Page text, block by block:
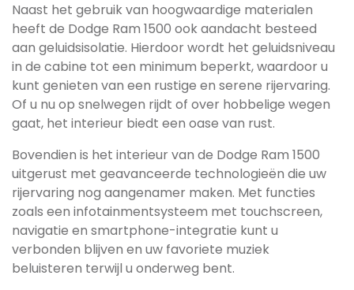
Naast het gebruik van hoogwaardige materialen
heeft de Dodge Ram 1500 ook aandacht besteed
aan geluidsisolatie. Hierdoor wordt het geluidsniveau
in de cabine tot een minimum beperkt, waardoor u
kunt genieten van een rustige en serene rijervaring.
Of u nu op snelwegen rijdt of over hobbelige wegen
gaat, het interieur biedt een oase van rust.
Bovendien is het interieur van de Dodge Ram 1500
uitgerust met geavanceerde technologieën die uw
rijervaring nog aangenamer maken. Met functies
zoals een infotainmentsysteem met touchscreen,
navigatie en smartphone-integratie kunt u
verbonden blijven en uw favoriete muziek
beluisteren terwijl u onderweg bent.